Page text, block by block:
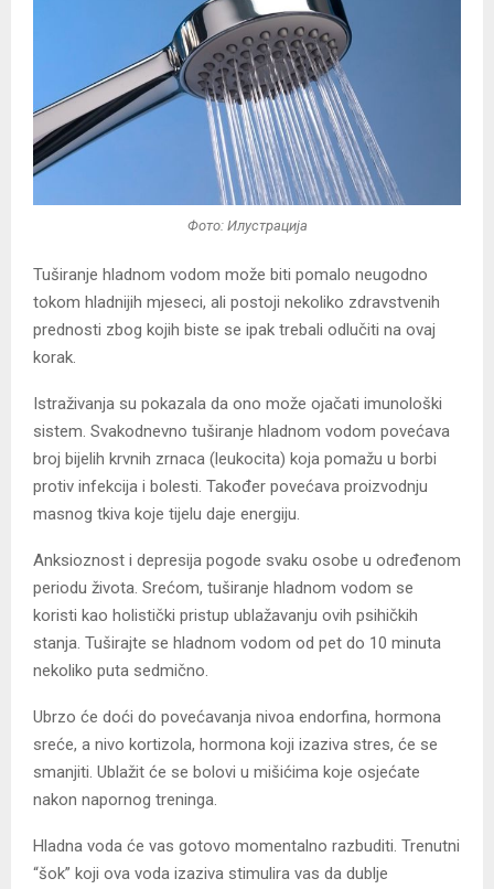
Фото: Илустрација
Tuširanje hladnom vodom može biti pomalo neugodno
tokom hladnijih mjeseci, ali postoji nekoliko zdravstvenih
prednosti zbog kojih biste se ipak trebali odlučiti na ovaj
korak.
Istraživanja su pokazala da ono može ojačati imunološki
sistem. Svakodnevno tuširanje hladnom vodom povećava
broj bijelih krvnih zrnaca (leukocita) koja pomažu u borbi
protiv infekcija i bolesti. Također povećava proizvodnju
masnog tkiva koje tijelu daje energiju.
Anksioznost i depresija pogode svaku osobe u određenom
periodu života. Srećom, tuširanje hladnom vodom se
koristi kao holistički pristup ublažavanju ovih psihičkih
stanja. Tuširajte se hladnom vodom od pet do 10 minuta
nekoliko puta sedmično.
Ubrzo će doći do povećavanja nivoa endorfina, hormona
sreće, a nivo kortizola, hormona koji izaziva stres, će se
smanjiti. Ublažit će se bolovi u mišićima koje osjećate
nakon napornog treninga.
Hladna voda će vas gotovo momentalno razbuditi. Trenutni
“šok” koji ova voda izaziva stimulira vas da dublje